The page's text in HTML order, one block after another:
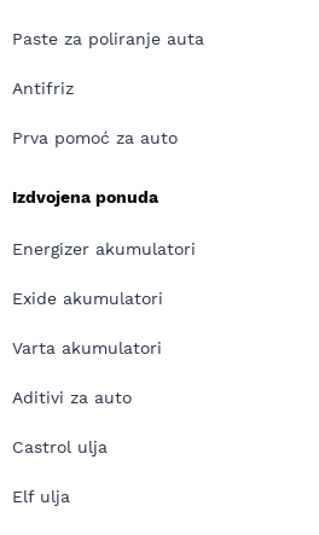
Paste za poliranje auta
Antifriz
Prva pomoć za auto
Izdvojena ponuda
Energizer akumulatori
Exide akumulatori
Varta akumulatori
Aditivi za auto
Castrol ulja
Elf ulja